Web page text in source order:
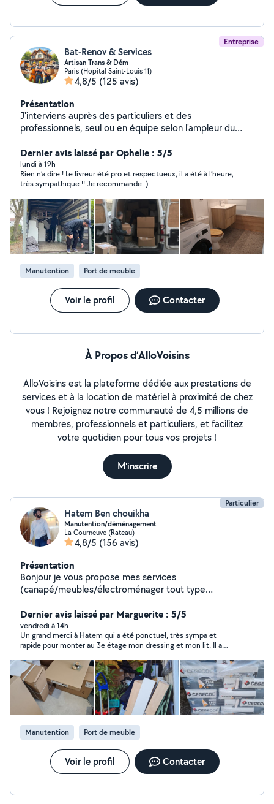
Entreprise
Bat-Renov & Services
Artisan Trans & Dém
Paris (Hopital Saint-Louis 11)
4,8/5 (125 avis)
Présentation
J'interviens auprès des particuliers et des
professionnels, seul ou en équipe selon l'ampleur du
extérieurs : remise en état, rénovation complète
(peinture, plomberie, électricité, sols, menuiserie,
parquet, etc.), ainsi que pour vos déménagements,
manutention lourde et aide au
chargement/déchargement. Travail soigné et sérieux,
respect des délais, et prestations couvertes par une
garantie décennale pour votre tranquillité. Devis clair et
personnalisé sur demande.
Dernier avis laissé par Ophelie : 5/5
lundi à 19h
Rien n’a dire ! Le livreur été pro et respectueux, il a été à l’heure,
très sympathique !! Je recommande :)
Manutention Port de meuble
Voir le profil Contacter
À Propos d’AlloVoisins
AlloVoisins est la plateforme dédiée aux prestations de
services et à la location de matériel à proximité de chez
vous ! Rejoignez notre communauté de 4,5 millions de
membres, professionnels et particuliers, et facilitez
votre quotidien pour tous vos projets !
M'inscrire
Particulier
Hatem Ben chouikha
Manutention/déménagement
La Courneuve (Rateau)
4,8/5 (156 avis)
Présentation
Bonjour je vous propose mes services
(canapé/meubles/électroménager tout type
Merlin/point p/chantier/déménagement A votre
disposition 7/7 Confiance/rapidité/fiabilité en urgence
24/24
Dernier avis laissé par Marguerite : 5/5
vendredi à 14h
Un grand merci à Hatem qui a été ponctuel, très sympa et
rapide pour monter au 3e étage mon dressing et mon lit. Il a
dans l’escalier et il m’a même débarrassé des cartons à jeter. Je
recommande a 100% !!!
Manutention Port de meuble
Voir le profil Contacter